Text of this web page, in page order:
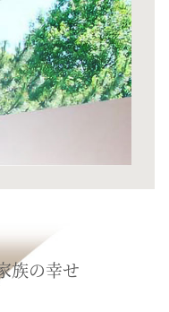
族の幸せ